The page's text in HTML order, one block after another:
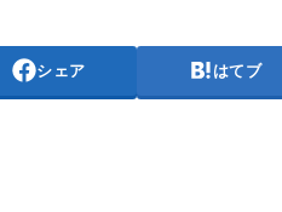
シェア はてブ